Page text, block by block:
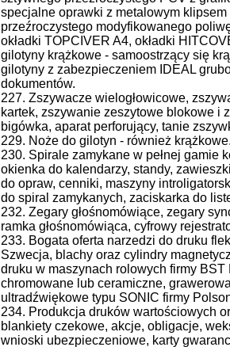
specjalne oprawki z metalowym
przeźroczystego modyfikowanego
okładki TOPCIVER A4, okładki
gilotyny krążkowe - samoostrzący się
gilotyny z zabezpieczeniem IDEAL
dokumentów.
227. Zszywacze wielogłowicowe,
kartek, zszywanie zeszytowe blokowe i
bigówka, aparat perforujący, tanie
229. Noże do gilotyn - również
230. Spirale zamykane w pełnej gamie
okienka do kalendarzy, standy,
do opraw, cenniki, maszyny
do spiral zamykanych, zaciskarka do
232. Zegary głośnomówiące, zegary
ramka głośnomówiąca, cyfrowy
233. Bogata oferta narzedzi do druku
Szwecja, blachy oraz cylindry
druku w maszynach rolowych firmy
chromowane lub ceramiczne,
ultradźwiękowe typu SONIC firmy
234. Produkcja druków wartościowych
blankiety czekowe, akcje, obligacje,
wnioski ubezpieczeniowe, karty